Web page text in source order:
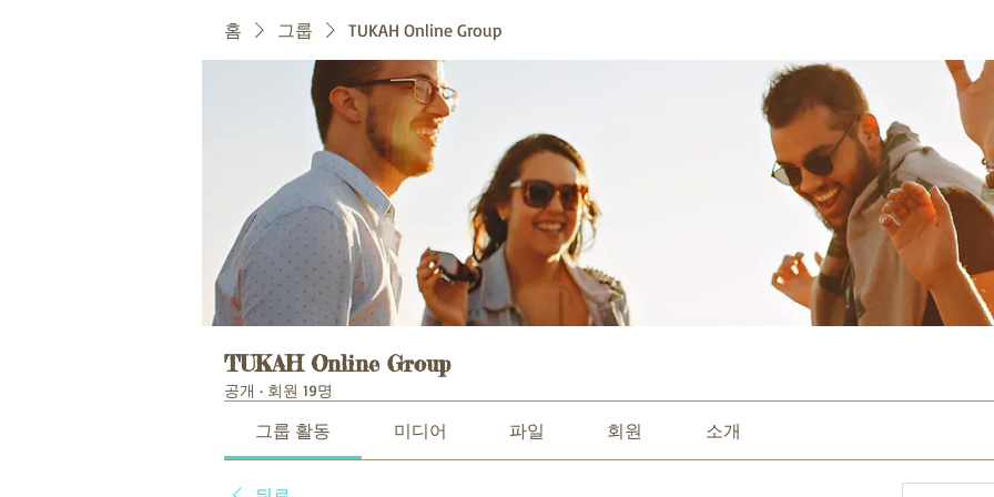
홈 그룹 TUKAH Online Group
TUKAH Online Group
공개 · 회원 19명
그룹 활동 미디어 파일 회원 소개